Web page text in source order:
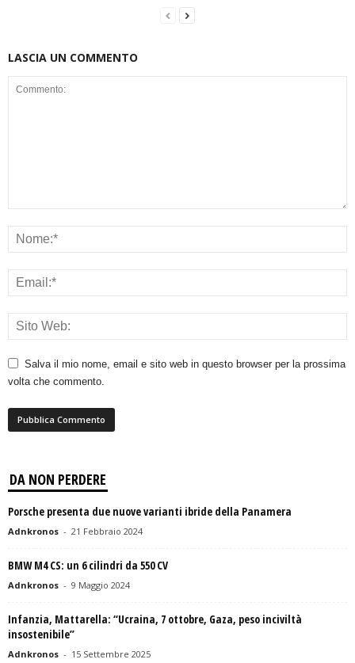
LASCIA UN COMMENTO
Salva il mio nome, email e sito web in questo browser per la prossima
volta che commento.
DA NON PERDERE
Porsche presenta due nuove varianti ibride della Panamera
Adnkronos - 21 Febbraio 2024
BMW M4 CS: un 6 cilindri da 550 CV
Adnkronos - 9 Maggio 2024
Infanzia, Mattarella: “Ucraina, 7 ottobre, Gaza, peso inciviltà
insostenibile”
Adnkronos - 15 Settembre 2025